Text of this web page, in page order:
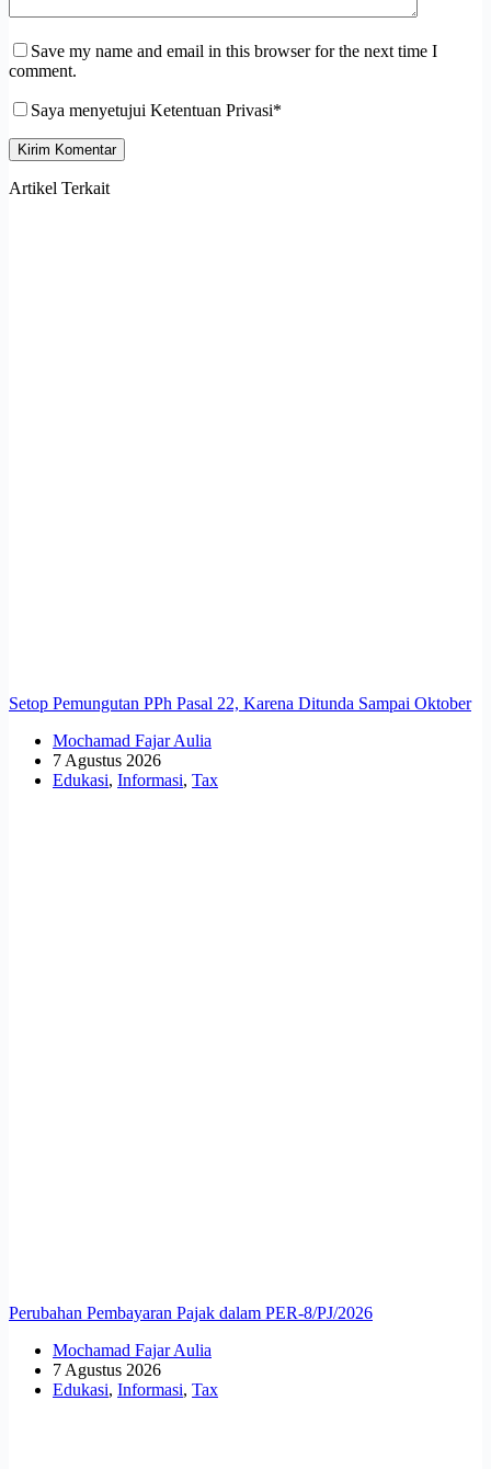
Save my name and email in this browser for the next time I
comment.
Saya menyetujui Ketentuan Privasi*
Kirim Komentar
Artikel Terkait
Setop Pemungutan PPh Pasal 22, Karena Ditunda Sampai Oktober
Mochamad Fajar Aulia
7 Agustus 2026
Edukasi, Informasi, Tax
Perubahan Pembayaran Pajak dalam PER-8/PJ/2026
Mochamad Fajar Aulia
7 Agustus 2026
Edukasi, Informasi, Tax